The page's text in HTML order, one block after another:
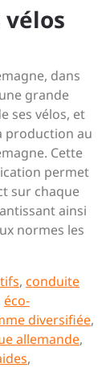
dans
grande
ses vélos, et
production au
Cette
permet
sur chaque
ainsi
normes les
, conduite
éco-
diversifiée,
allemande,
,